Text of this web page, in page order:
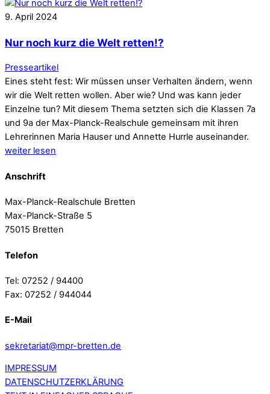
9. April 2024
Nur noch kurz die Welt retten!?
Presseartikel
Eines steht fest: Wir müssen unser Verhalten ändern, wenn
wir die Welt retten wollen. Aber wie? Und was kann jeder
Einzelne tun? Mit diesem Thema setzten sich die Klassen 7a
und 9a der Max-Planck-Realschule gemeinsam mit ihren
Lehrerinnen Maria Hauser und Annette Hurrle auseinander.
weiter lesen
Anschrift
Max-Planck-Realschule Bretten
Max-Planck-Straße 5
75015 Bretten
Telefon
Tel: 07252 / 94400
Fax: 07252 / 944044
E-Mail
sekretariat@mpr-bretten.de
IMPRESSUM
DATENSCHUTZERKLÄRUNG